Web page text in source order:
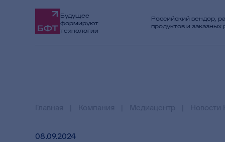
Будущее
формируют
технологии
Российский вендор,
продуктов и
08.09.2024